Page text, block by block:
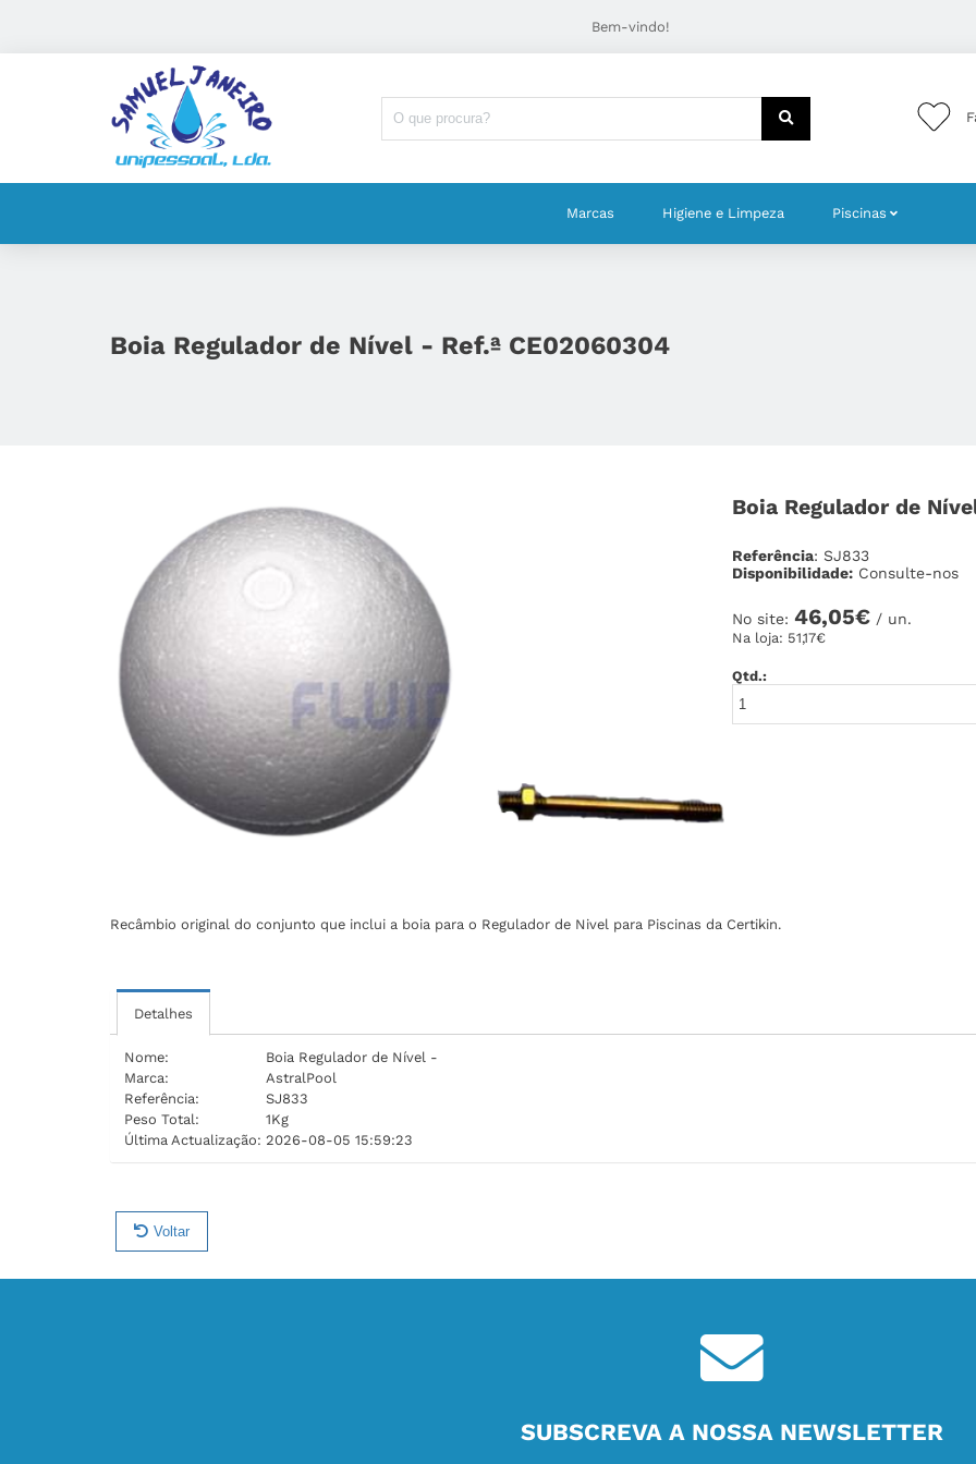
Bem-vindo!
Marcas Higiene e Limpeza Piscinas
Boia Regulador de Nível - Ref.ª CE02060304
Boia Regulador de
Referência: SJ833
Disponibilidade: Consulte-nos
No site: 46,05€/ un.
Na loja: 51,17€
Qtd.:
Recâmbio original do conjunto que inclui a boia para o Regulador de Nivel para Piscinas da Certikin.
Detalhes
Nome:
Boia Regulador de Nível -
Marca:
AstralPool
Referência:
SJ833
Peso Total:
1Kg
Última Actualização: 2026-08-05 15:59:23
Voltar
SUBSCREVA A NOSSA NEWSLETTER